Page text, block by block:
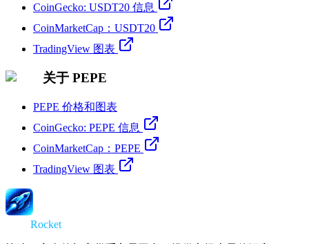
CoinGecko: USDT20 信息
CoinMarketCap：USDT20
TradingView 图表
关于 PEPE
PEPE 价格和图表
CoinGecko: PEPE 信息
CoinMarketCap：PEPE
TradingView 图表
Rocket